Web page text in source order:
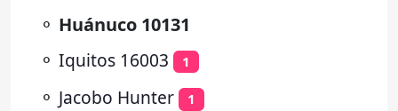
⚬ Huánuco 10131
⚬ Iquitos 16003 1
⚬ Jacobo Hunter 1